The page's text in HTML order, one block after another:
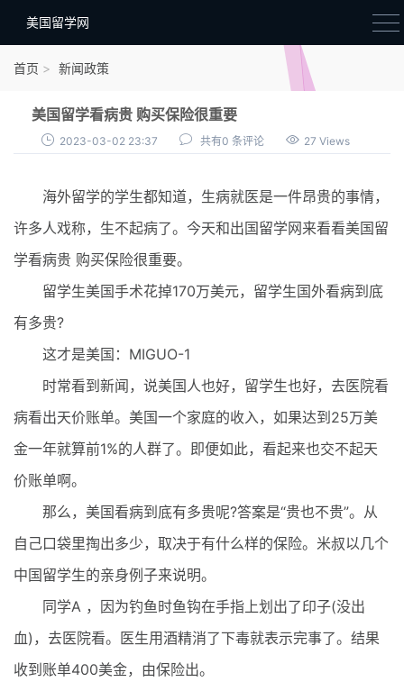
美国留学网
院校选择
材料准备
留学生活
首页 新闻政策
美国留学看病贵 购买保险很重要
2023-03-02 23:37 共有0 条评论 27 Views
海外留学的学生都知道，生病就医是一件昂贵的事情，
许多人戏称，生不起病了。今天和出国留学网来看看美国留
学看病贵 购买保险很重要。
留学生美国手术花掉170万美元，留学生国外看病到底
有多贵?
这才是美国：MIGUO-1
时常看到新闻，说美国人也好，留学生也好，去医院看
病看出天价账单。美国一个家庭的收入，如果达到25万美
金一年就算前1%的人群了。即便如此，看起来也交不起天
价账单啊。
那么，美国看病到底有多贵呢?答案是“贵也不贵”。从
自己口袋里掏出多少，取决于有什么样的保险。米叔以几个
中国留学生的亲身例子来说明。
同学A ，因为钓鱼时鱼钩在手指上划出了印子(没出
血)，去医院看。医生用酒精消了下毒就表示完事了。结果
收到账单400美金，由保险出。